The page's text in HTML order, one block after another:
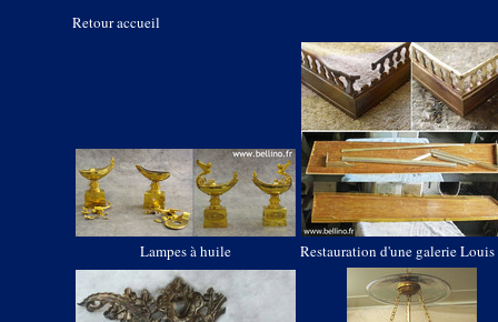
Retour accueil
Lampes à huile Restauration d'une galerie